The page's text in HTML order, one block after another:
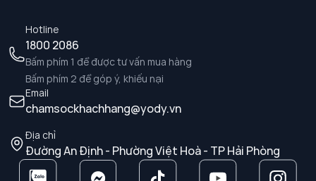
Hotline
1800 2086
Bấm phím 1 để được tư vấn mua hàng
Bấm phím 2 để góp ý, khiếu nại
Email
chamsockhachhang@yody.vn
Địa chỉ
Đường An Định - Phường Việt Hoà - TP Hải Phòng